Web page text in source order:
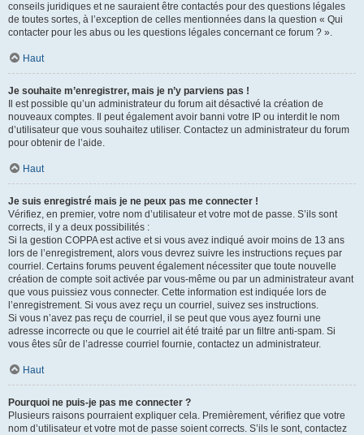
conseils juridiques et ne sauraient être contactés pour des questions légales
de toutes sortes, à l’exception de celles mentionnées dans la question « Qui
contacter pour les abus ou les questions légales concernant ce forum ? ».
Haut
Je souhaite m’enregistrer, mais je n’y parviens pas !
Il est possible qu’un administrateur du forum ait désactivé la création de
nouveaux comptes. Il peut également avoir banni votre IP ou interdit le nom
d’utilisateur que vous souhaitez utiliser. Contactez un administrateur du forum
pour obtenir de l’aide.
Haut
Je suis enregistré mais je ne peux pas me connecter !
Vérifiez, en premier, votre nom d’utilisateur et votre mot de passe. S’ils sont
corrects, il y a deux possibilités :
Si la gestion COPPA est active et si vous avez indiqué avoir moins de 13 ans
lors de l’enregistrement, alors vous devrez suivre les instructions reçues par
courriel. Certains forums peuvent également nécessiter que toute nouvelle
création de compte soit activée par vous-même ou par un administrateur avant
que vous puissiez vous connecter. Cette information est indiquée lors de
l’enregistrement. Si vous avez reçu un courriel, suivez ses instructions.
Si vous n’avez pas reçu de courriel, il se peut que vous ayez fourni une
adresse incorrecte ou que le courriel ait été traité par un filtre anti-spam. Si
vous êtes sûr de l’adresse courriel fournie, contactez un administrateur.
Haut
Pourquoi ne puis-je pas me connecter ?
Plusieurs raisons pourraient expliquer cela. Premièrement, vérifiez que votre
nom d’utilisateur et votre mot de passe soient corrects. S’ils le sont, contactez